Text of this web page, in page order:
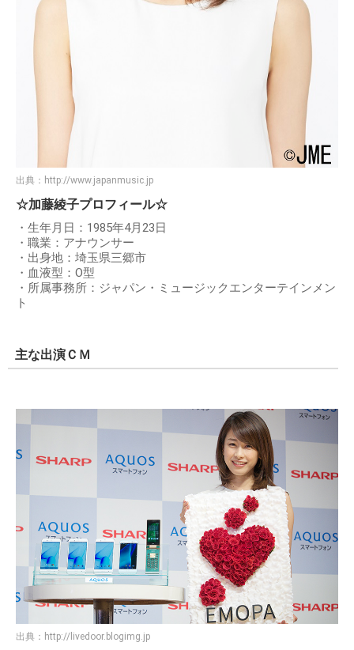
出典： http://www.japanmusic.jp
☆加藤綾子プロフィール☆
・生年月日：1985年4月23日
・職業：アナウンサー
・出身地：埼玉県三郷市
・血液型：O型
・所属事務所：ジャパン・ミュージックエンターテインメン
ト
主な出演ＣＭ
出典： http://livedoor.blogimg.jp